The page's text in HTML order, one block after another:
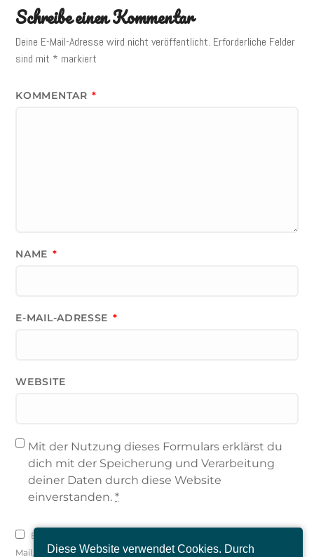
Diese Website verwendet Cookies. Durch
Schreibe einen Kommentar
Deine E-Mail-Adresse wird nicht veröffentlicht. Erforderliche Felder
sind mit * markiert
KOMMENTAR *
NAME *
E-MAIL-ADRESSE *
WEBSITE
Mit der Nutzung dieses Formulars erklärst du
dich mit der Speicherung und Verarbeitung
deiner Daten durch diese Website
einverstanden.*
Benachrichtige mich über nachfolgende Kommentare via E-
Mail.